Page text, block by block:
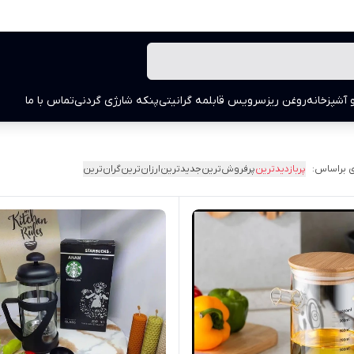
آشپزخانهروغن ریزسرویس قابلمه گرانیتیپنکه شارژی گردنیتماس با ما
براساس: پربازدیدترینپرفروش‌ترینجدیدترینارزان‌ترینگران‌ترین